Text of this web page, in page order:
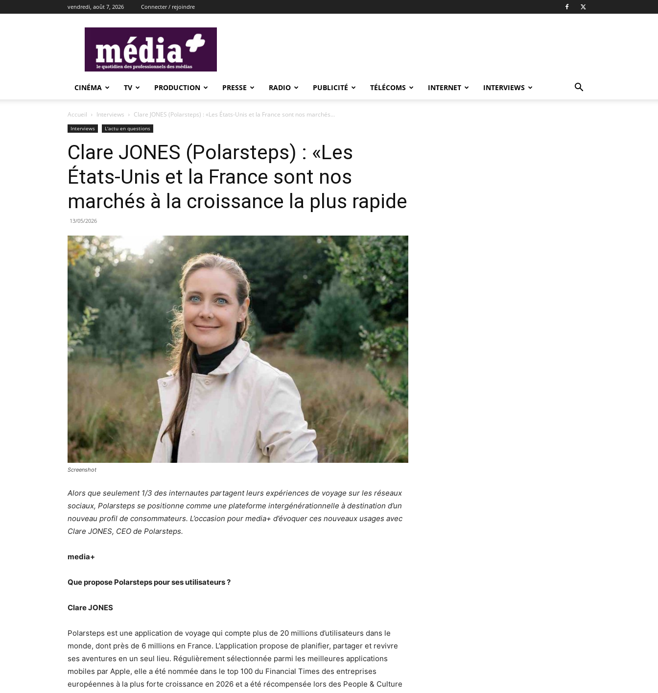
vendredi, août 7, 2026 Connecter / rejoindre
CINÉMA TV PRODUCTION PRESSE RADIO PUBLICITÉ TÉLÉCOMS INTERNET INTERVIEWS
Accueil Interviews Clare JONES (Polarsteps) : «Les États-Unis et la France sont nos marchés...
Interviews L'actu en questions
Clare JONES (Polarsteps) : «Les
États-Unis et la France sont nos
marchés à la croissance la plus rapide
13/05/2026
Screenshot
Alors que seulement 1/3 des internautes partagent leurs expériences de voyage sur les réseaux
sociaux, Polarsteps se positionne comme une plateforme intergénérationnelle à destination d’un
nouveau profil de consommateurs. L’occasion pour media+ d’évoquer ces nouveaux usages avec
Clare JONES, CEO de Polarsteps.
media+
Que propose Polarsteps pour ses utilisateurs ?
Clare JONES
Polarsteps est une application de voyage qui compte plus de 20 millions d’utilisateurs dans le
monde, dont près de 6 millions en France. L’application propose de planifier, partager et revivre
ses aventures en un seul lieu. Régulièrement sélectionnée parmi les meilleures applications
mobiles par Apple, elle a été nommée dans le top 100 du Financial Times des entreprises
européennes à la plus forte croissance en 2026 et a été récompensée lors des People & Culture